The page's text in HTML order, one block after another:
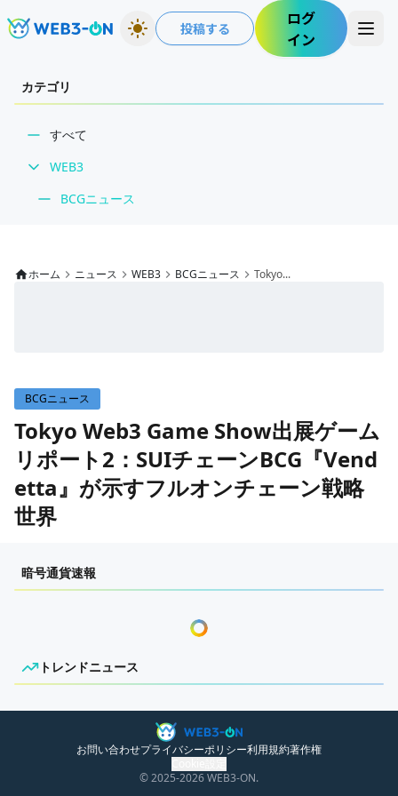
投稿する
ログ
イン
カテゴリ
すべて
WEB3
BCGニュース
インタビュー/WEB3
WEB3イベント
GAME
ゲームニュース
インタビュー/GAME
ECONOMY
トレンドニュース
ホーム ニュース WEB3 BCGニュース Tokyo...
BCGニュース
Tokyo Web3 Game Show出展ゲーム
リポート2：SUIチェーンBCG『Vend
etta』が示すフルオンチェーン戦略
世界
ONPRESS
暗号通貨速報
トレンドニュース
ニュースがありません。
お問い合わせプライバシーポリシー利用規約著作権
© 2025-2026WEB3-ON.